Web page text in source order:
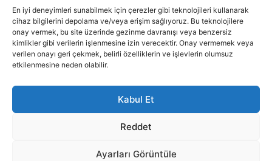
En iyi deneyimleri sunabilmek için çerezler gibi teknolojileri kullanarak
cihaz bilgilerini depolama ve/veya erişim sağlıyoruz. Bu teknolojilere
onay vermek, bu site üzerinde gezinme davranışı veya benzersiz
kimlikler gibi verilerin işlenmesine izin verecektir. Onay vermemek veya
verilen onayı geri çekmek, belirli özelliklerin ve işlevlerin olumsuz
etkilenmesine neden olabilir.
Kabul Et
Reddet
Ayarları Görüntüle
İnternet portalımızda yer alan tüm haber metini, resim ve benzeri
içeriğin hakları Sigortamedya Yayıncılık A.Ş.'ye aittir. Hiçbir şekilde
basılı ya da elektronik bir ortamda, kaynak gösterilse bile izin
alınmadan kullanılamaz.